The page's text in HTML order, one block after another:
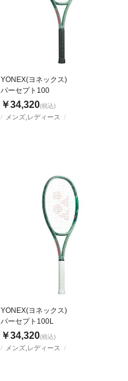
メンズ,レディース
YONEX(ヨネックス)
パーセプト100
￥34,320(税込)
メンズ,レディース
YONEX(ヨネックス)
パーセプト100L
￥34,320(税込)